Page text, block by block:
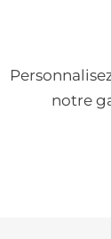
notre